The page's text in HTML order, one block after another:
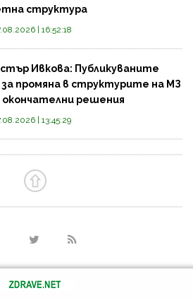
структура
| 16:52:18
Ивкова: Публикуваните
за промяна в структурите на МЗ
окончателни решения
| 13:45:29